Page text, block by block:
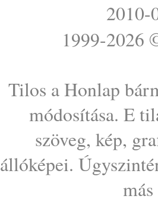
2010-
1999-2026
Tilos a Honlap
módosítása. E
szöveg, kép,
állóképei.